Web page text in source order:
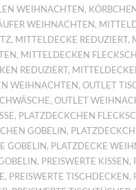
WEIHNACHTEN,
WEIHNACHTEN,
, MITTELDECKE REDUZIERT,
, MITTELDECKEN
REDUZIERT,
WEIHNACHTEN,OUTLET
,OUTLET
, PLATZDECKCHEN
GOBELIN,
GOBELIN, PLATZDECKE
, PREISWERTE KISSEN,
, PREISWERTE TISCHDECKEN,